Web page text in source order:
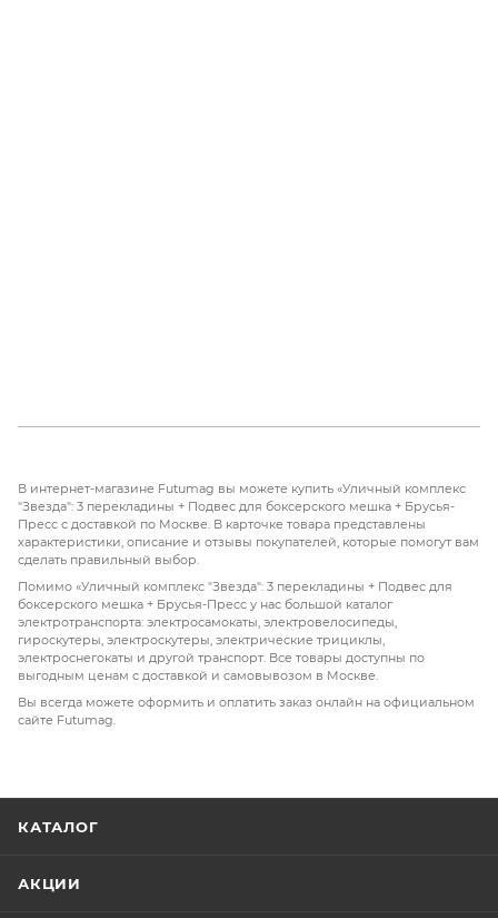
В интернет-магазине Futumag вы можете купить «Уличный комплекс
"Звезда": 3 перекладины + Подвес для боксерского мешка + Брусья-
Пресс с доставкой по Москве. В карточке товара представлены
характеристики, описание и отзывы покупателей, которые помогут вам
сделать правильный выбор.
Помимо «Уличный комплекс "Звезда": 3 перекладины + Подвес для
боксерского мешка + Брусья-Пресс у нас большой каталог
электротранспорта: электросамокаты, электровелосипеды,
гироскутеры, электроскутеры, электрические трициклы,
электроснегокаты и другой транспорт. Все товары доступны по
выгодным ценам с доставкой и самовывозом в Москве.
Вы всегда можете оформить и оплатить заказ онлайн на официальном
сайте Futumag.
КАТАЛОГ
АКЦИИ